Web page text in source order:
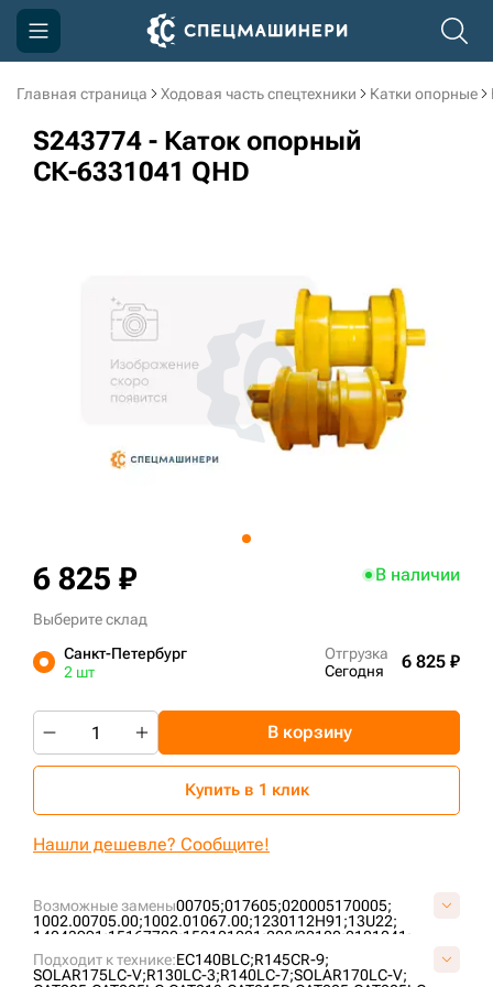
Главная страница Ходовая часть спецтехники Катки опорные
S243774 - Каток опорный
СК-6331041 QHD
Возможные замены00705;017605;020005170005;
1002.00705.00;1002.01067.00;1230112H91;13U22;
14043991;15167700;152101021;208/32100;2101041;
2101081;
213/66800;214642; 2175017;2270-6040;
2270-9403; 234756;2425017605;262612;274040400001;
2934983M91;2997110M1;3018.43234;3084573M91;
Подходит к технике:EC140BLC;R145CR-9;
SOLAR175LC-V;R130LC-3;R140LC-7;SOLAR170LC-V;
6 825 ₽ В наличии
Выберите склад
Санкт-Петербург
2 шт
Отгрузка
Сегодня
6 825 ₽
В корзину
Купить в 1 клик
Нашли дешевле? Сообщите!
Компания
Акции
3D тур по производству
3D тур по складам
sksale@skdst.ru